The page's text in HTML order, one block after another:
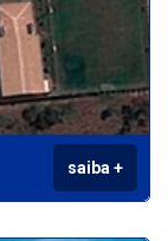
saiba +